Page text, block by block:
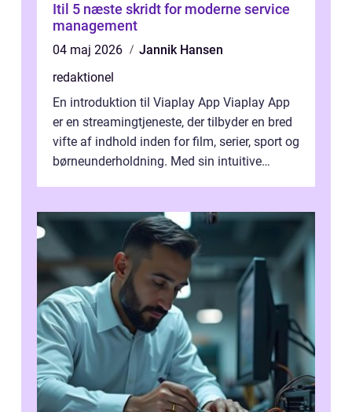
Itil 5 næste skridt for moderne service
management
04 maj 2026
Jannik Hansen
redaktionel
En introduktion til Viaplay App Viaplay App
er en streamingtjeneste, der tilbyder en bred
vifte af indhold inden for film, serier, sport og
børneunderholdning. Med sin intuitive